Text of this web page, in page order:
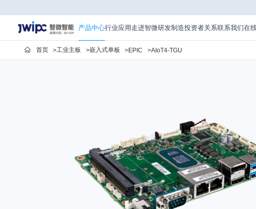
产品中心行业应用 走进智微研发制造投资者关系联系我们在
首页 工业主板 嵌入式单板 EPIC AIoT4-TGU